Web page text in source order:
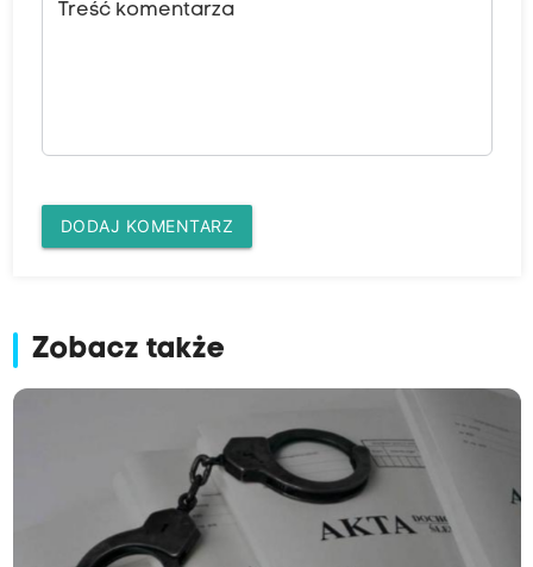
Treść komentarza
DODAJ KOMENTARZ
Zobacz także